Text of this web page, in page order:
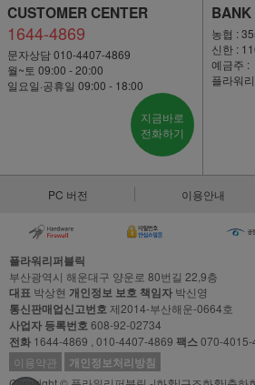
CUSTOMER CENTER
1644-4869
문자상담 010-4407-4869
월~토 09:00 - 20:00
일요일·공휴일 09:00 - 18:00
지금바로
전화하기
BANK
농협 :
신한 :
예금주 :
플라워
PC 버전 이용안내
플라워리퍼블릭
부산광역시 해운대구 양운로 80번길 22,9층
대표 박상현 개인정보 보호 책임자 박신영
통신판매업신고번호제2014-부산해운-0664호
사업자 등록번호608-92-02734
전화 1644-4869 , 010-4407-4869 팩스070-4015-
이용약관
개인정보처리방침